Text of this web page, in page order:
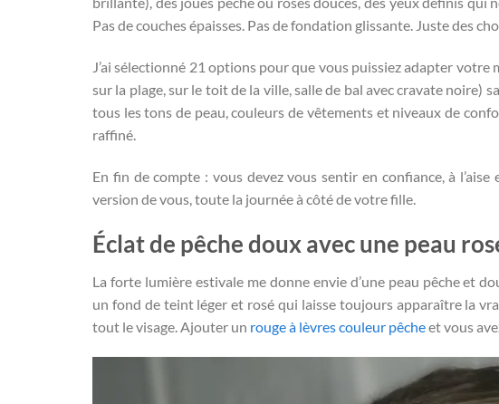
Pas de couches épaisses. Pas de fondation glissante. Juste des
J’ai sélectionné 21 options pour que vous puissiez adapter votre
sur la plage, sur le toit de la ville, salle de bal avec cravate noire)
tous les tons de peau, couleurs de vêtements et niveaux de
raffiné.
En fin de compte : vous devez vous sentir en confiance, à
version de vous, toute la journée à côté de votre fille.
Éclat de pêche doux avec une peau
La forte lumière estivale me donne envie d’une peau pêche et
un fond de teint léger et rosé qui laisse toujours apparaître la
tout le visage. Ajouter un rouge à lèvres couleur pêcheet vous